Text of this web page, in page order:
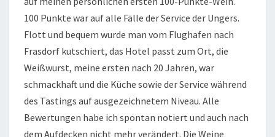
100 Punkte war auf alle Fälle der Service der Ungers.
Flott und bequem wurde man vom Flughafen nach
Frasdorf kutschiert, das Hotel passt zum Ort, die
Weißwurst, meine ersten nach 20 Jahren, war
schmackhaft und die Küche sowie der Service während
des Tastings auf ausgezeichnetem Niveau. Alle
Bewertungen habe ich spontan notiert und auch nach
dem Aufdecken nicht mehr verändert. Die Weine